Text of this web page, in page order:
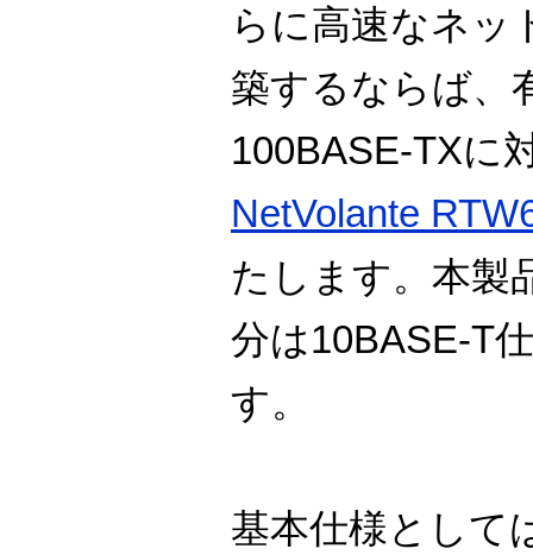
らに高速なネッ
築するならば、
100BASE-TX
NetVolante
たします。本製
分は10BASE-T
す。
基本仕様として